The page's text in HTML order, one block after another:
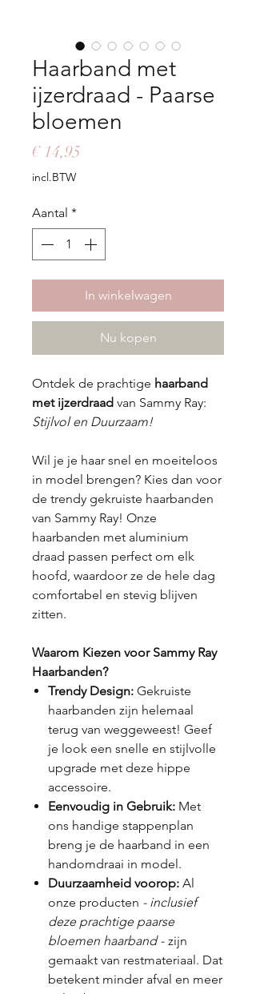
Haarband met
ijzerdraad - Paarse
bloemen
€ 14,95
incl.BTW
Aantal *
In winkelwagen
Nu kopen
Ontdek de prachtige haarband
met ijzerdraad van Sammy Ray:
Stijlvol en Duurzaam!
Wil je je haar snel en moeiteloos
in model brengen? Kies dan voor
de trendy gekruiste haarbanden
van Sammy Ray! Onze
haarbanden met aluminium
draad passen perfect om elk
hoofd, waardoor ze de hele dag
comfortabel en stevig blijven
zitten.
Waarom Kiezen voor Sammy Ray
Haarbanden?
Trendy Design: Gekruiste
haarbanden zijn helemaal
terug van weggeweest! Geef
je look een snelle en stijlvolle
upgrade met deze hippe
accessoire.
Eenvoudig in Gebruik: Met
ons handige stappenplan
breng je de haarband in een
handomdraai in model.
Duurzaamheid voorop: Al
onze producten - inclusief
deze prachtige paarse
bloemen haarband - zijn
gemaakt van restmateriaal. Dat
betekent minder afval en meer